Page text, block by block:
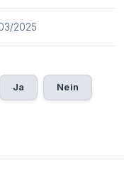
2025
Ja Nein